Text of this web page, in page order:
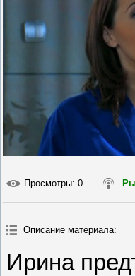
Просмотры: 0
Описание материала:
Ирина